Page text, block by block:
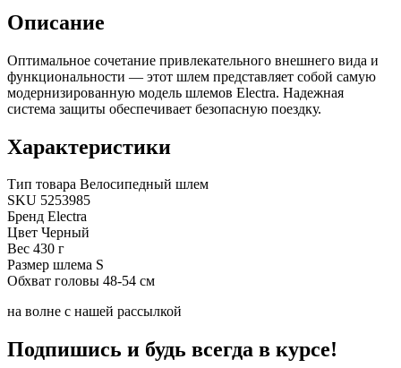
Описание
Оптимальное сочетание привлекательного внешнего вида и
функциональности — этот шлем представляет собой самую
модернизированную модель шлемов Electra. Надежная
система защиты обеспечивает безопасную поездку.
Характеристики
Тип товара Велосипедный шлем
SKU 5253985
Бренд Electra
Цвет Черный
Вес 430 г
Размер шлема S
Обхват головы 48-54 см
на волне с нашей рассылкой
Подпишись и будь всегда в курсе!